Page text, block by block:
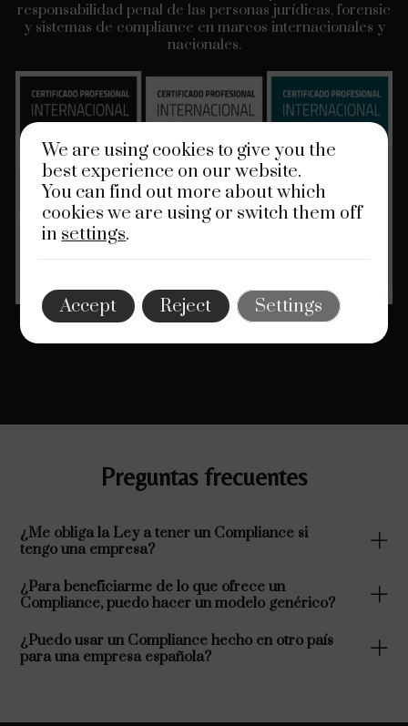
responsabilidad penal de las personas jurídicas, forensic
y sistemas de compliance en marcos internacionales y
nacionales.
Preguntas frecuentes
¿Me obliga la Ley a tener un Compliance si
tengo una empresa?
¿Para beneficiarme de lo que ofrece un
Compliance, puedo hacer un modelo genérico?
¿Puedo usar un Compliance hecho en otro país
para una empresa española?
We are using cookies to give you the
best experience on our website.
You can find out more about which
cookies we are using or switch them off
insettings.
Accept Reject Settings